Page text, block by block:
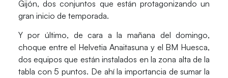
Gijón, dos conjuntos que están protagonizando un
gran inicio de temporada.
Y por último, de cara a la mañana del domingo,
choque entre el Helvetia Anaitasuna y el BM Huesca,
dos equipos que están instalados en la zona alta de la
tabla con 5 puntos. De ahí la importancia de sumar la